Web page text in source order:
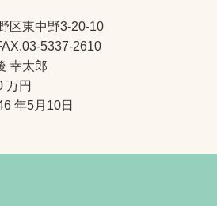
区東中野3-20-10
5337-2610
幸太郎
円
年5月10日